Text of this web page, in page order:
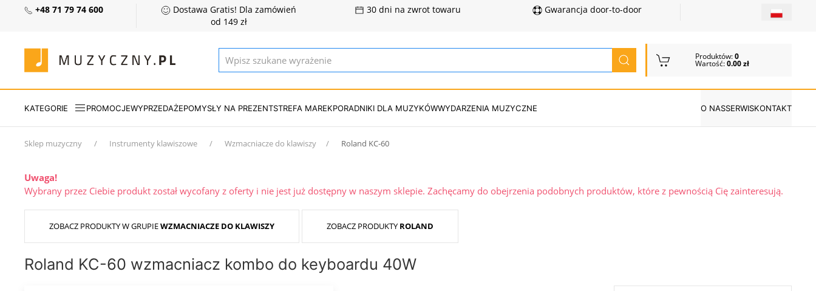
+48 71 79 74 600
Dostawa Gratis! Dla zamówień
od 149 zł
30 dni na zwrot towaru Gwarancja door-to-door
Produktów:0
Wartość:0.00 zł
KATEGORIE PROMOCJEWYPRZEDAŻEPOMYSŁY NA PREZENTSTREFA MAREKPORADNIKI DLA MUZYKÓWWYDARZENIA MUZYCZNE O NASSERWISKONTAKT
Sklep muzyczny Instrumenty klawiszowe Wzmacniacze do klawiszy Roland KC-60
Uwaga!
Wybrany przez Ciebie produkt został wycofany z oferty i nie jest już dostępny w naszym sklepie. Zachęcamy do obejrzenia podobnych produktów, które z pewnością Cię zainteresują.
ZOBACZ PRODUKTY W GRUPIEWZMACNIACZE DO KLAWISZY ZOBACZ PRODUKTY ROLAND
Roland KC-60 wzmacniacz kombo do keyboardu 40W